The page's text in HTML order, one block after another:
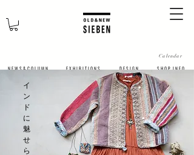
N E W S & C O L U M N
Calendar
​E X H I B I T I O N S D E S I G N S H O P I N F O
​イ
ン
ド
に
魅
せ
ら